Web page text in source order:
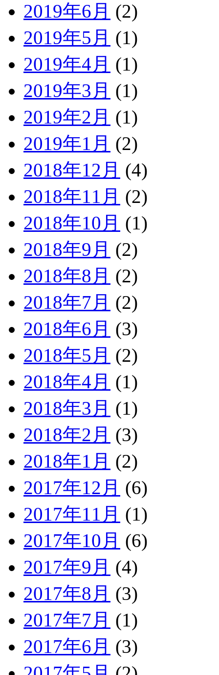
2019年6月 (2)
2019年5月 (1)
2019年4月 (1)
2019年3月 (1)
2019年2月 (1)
2019年1月 (2)
2018年12月 (4)
2018年11月 (2)
2018年10月 (1)
2018年9月 (2)
2018年8月 (2)
2018年7月 (2)
2018年6月 (3)
2018年5月 (2)
2018年4月 (1)
2018年3月 (1)
2018年2月 (3)
2018年1月 (2)
2017年12月 (6)
2017年11月 (1)
2017年10月 (6)
2017年9月 (4)
2017年8月 (3)
2017年7月 (1)
2017年6月 (3)